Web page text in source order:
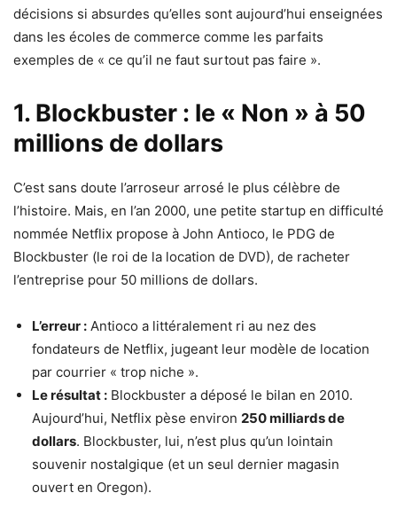
décisions si absurdes qu’elles sont aujourd’hui enseignées
dans les écoles de commerce comme les parfaits
exemples de « ce qu’il ne faut surtout pas faire ».
1. Blockbuster : le « Non » à 50
millions de dollars
C’est sans doute l’arroseur arrosé le plus célèbre de
l’histoire. Mais, en l’an 2000, une petite startup en difficulté
nommée Netflix propose à John Antioco, le PDG de
Blockbuster (le roi de la location de DVD), de racheter
l’entreprise pour 50 millions de dollars.
L’erreur : Antioco a littéralement ri au nez des
fondateurs de Netflix, jugeant leur modèle de location
par courrier « trop niche ».
Le résultat : Blockbuster a déposé le bilan en 2010.
Aujourd’hui, Netflix pèse environ 250 milliards de
dollars. Blockbuster, lui, n’est plus qu’un lointain
souvenir nostalgique (et un seul dernier magasin
ouvert en Oregon).